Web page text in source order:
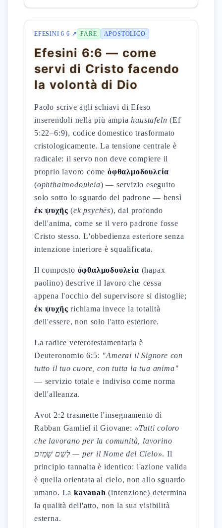
EFESINI 6 6 ↗ FARE APOSTOLICO
Efesini 6:6 — come
servi di Cristo facendo
la volontà di Dio
Paolo scrive agli schiavi di Efeso
inserendoli nella più ampiahaustafeln (Ef
5:22–6:9), codice domestico trasformato
cristologicamente. La tensione centrale è
radicale: il servo non deve compiere il
proprio lavoro comeὀφθαλμοδουλεία
(ophthalmodouleia) — servizio eseguito
solo sotto lo sguardo del padrone — bensì
ἐκ ψυχῆς (ek psychēs), dal profondo
dell'anima, come se il vero padrone fosse
Cristo stesso. L'obbedienza esteriore senza
intenzione interiore è squalificata.
Il composto ὀφθαλμοδουλεία (hapax
paolino) descrive il lavoro che cessa
appena l'occhio del supervisore si distoglie;
ἐκ ψυχῆς richiama invece la totalità
dell'essere, non solo l'atto esteriore.
La radice veterotestamentaria è
Deuteronomio 6:5: "Amerai il Signore con
tutto il tuo cuore, con tutta la tua anima"
— servizio totale e indiviso come norma
dell'alleanza.
Avot 2:2 trasmette l'insegnamento di
Rabban Gamliel il Giovane: «Tutti coloro
che lavorano per la comunità, lavorino
לְשֵׁם שָׁמַיִם — per il Nome del Cielo». Il
principio tannaita è identico: l'azione valida
è quella orientata al cielo, non allo sguardo
umano. Lakavanah (intenzione) determina
la qualità dell'atto, non la sua visibilità
esterna.